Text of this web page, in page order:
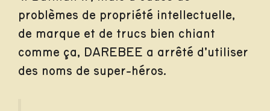
problèmes de propriété intellectuelle,
de marque et de trucs bien chiant
comme ça, DAREBEE a arrêté d’utiliser
des noms de super-héros.